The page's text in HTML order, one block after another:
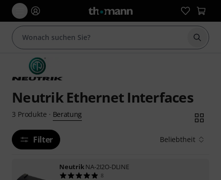
Suche
Neutrik Ethernet Interfaces
3 Produkte · Beratung
Filter Beliebtheit
NeutrikNA-2I2O-DLINE
8